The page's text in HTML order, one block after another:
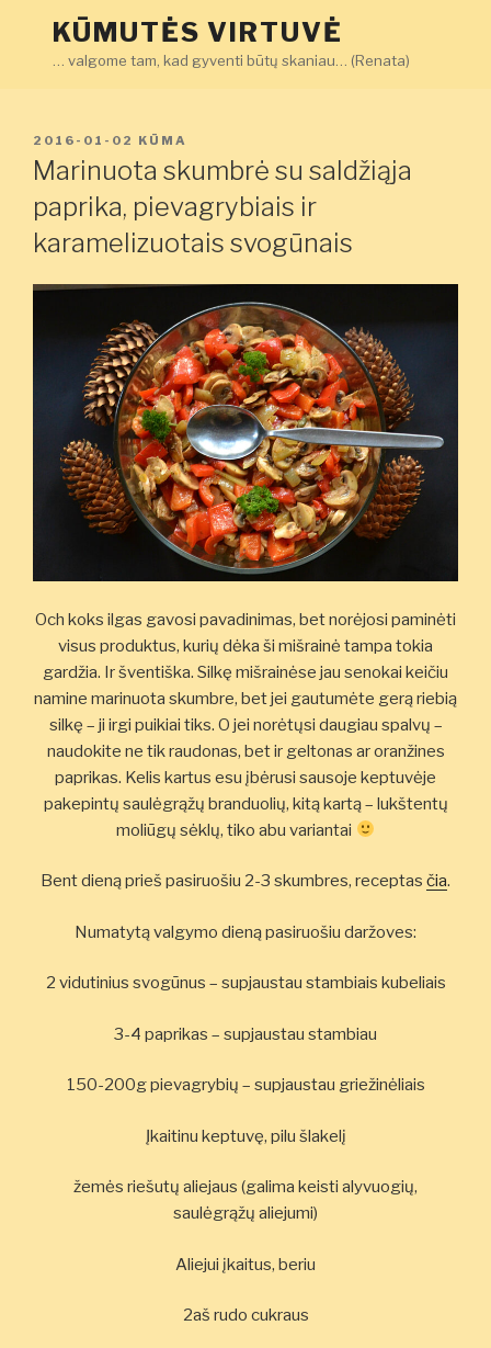
KŪMUTĖS VIRTUVĖ
… valgome tam, kad gyventi būtų skaniau… (Renata)
PASKELBTA
2016-01-02 KŪMA
Marinuota skumbrė su saldžiąja
paprika, pievagrybiais ir
karamelizuotais svogūnais
Och koks ilgas gavosi pavadinimas, bet norėjosi paminėti
visus produktus, kurių dėka ši mišrainė tampa tokia
gardžia. Ir šventiška. Silkę mišrainėse jau senokai keičiu
namine marinuota skumbre, bet jei gautumėte gerą riebią
silkę – ji irgi puikiai tiks. O jei norėtųsi daugiau spalvų –
naudokite ne tik raudonas, bet ir geltonas ar oranžines
paprikas. Kelis kartus esu įbėrusi sausoje keptuvėje
pakepintų saulėgrąžų branduolių, kitą kartą – lukštentų
moliūgų sėklų, tiko abu variantai
Bent dieną prieš pasiruošiu 2-3 skumbres, receptas čia.
Numatytą valgymo dieną pasiruošiu daržoves:
2 vidutinius svogūnus – supjaustau stambiais kubeliais
3-4 paprikas – supjaustau stambiau
150-200g pievagrybių – supjaustau griežinėliais
Įkaitinu keptuvę, pilu šlakelį
žemės riešutų aliejaus (galima keisti alyvuogių,
saulėgrąžų aliejumi)
Aliejui įkaitus, beriu
2aš rudo cukraus